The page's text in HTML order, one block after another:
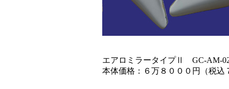
エアロミラータイプⅡ GC-AM-
本体価格：６万８０００円（税込７万